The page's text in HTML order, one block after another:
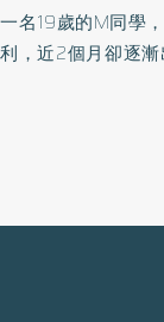
一名19歲的M同學
利，近2個月卻逐